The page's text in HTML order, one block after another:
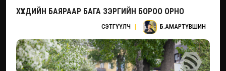
ХҮҮХДИЙН БАЯРААР БАГА ЗЭРГИЙН БОРОО ОРНО
СЭТГҮҮЛЧ | Б.АМАРТҮВШИН